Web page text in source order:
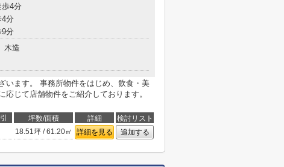
歩4分
4分
9分
木造
います。 事務所物件をはじめ、飲食・美
じて店舗物件をご紹介しております。
坪数/面積 詳細
検討リスト
18.51坪 / 61.20㎡ 詳細を見る 追加する